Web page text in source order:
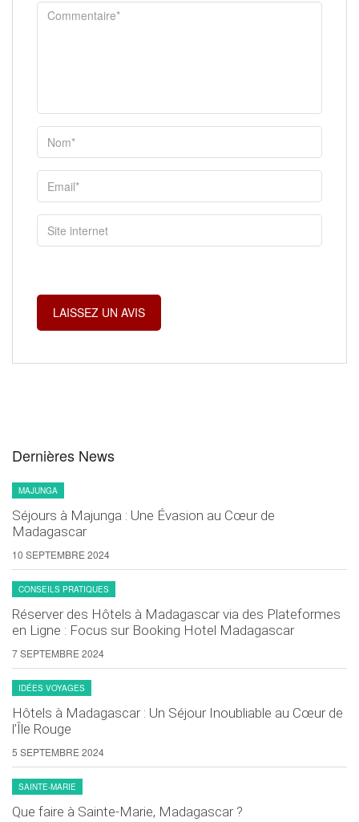
Dernières News
MAJUNGA
Séjours à Majunga : Une Évasion au Cœur de
Madagascar
10 SEPTEMBRE 2024
CONSEILS PRATIQUES
Réserver des Hôtels à Madagascar via des Plateformes
en Ligne : Focus sur Booking Hotel Madagascar
7 SEPTEMBRE 2024
IDÉES VOYAGES
Hôtels à Madagascar : Un Séjour Inoubliable au Cœur de
l’Île Rouge
5 SEPTEMBRE 2024
SAINTE-MARIE
Que faire à Sainte-Marie, Madagascar ?